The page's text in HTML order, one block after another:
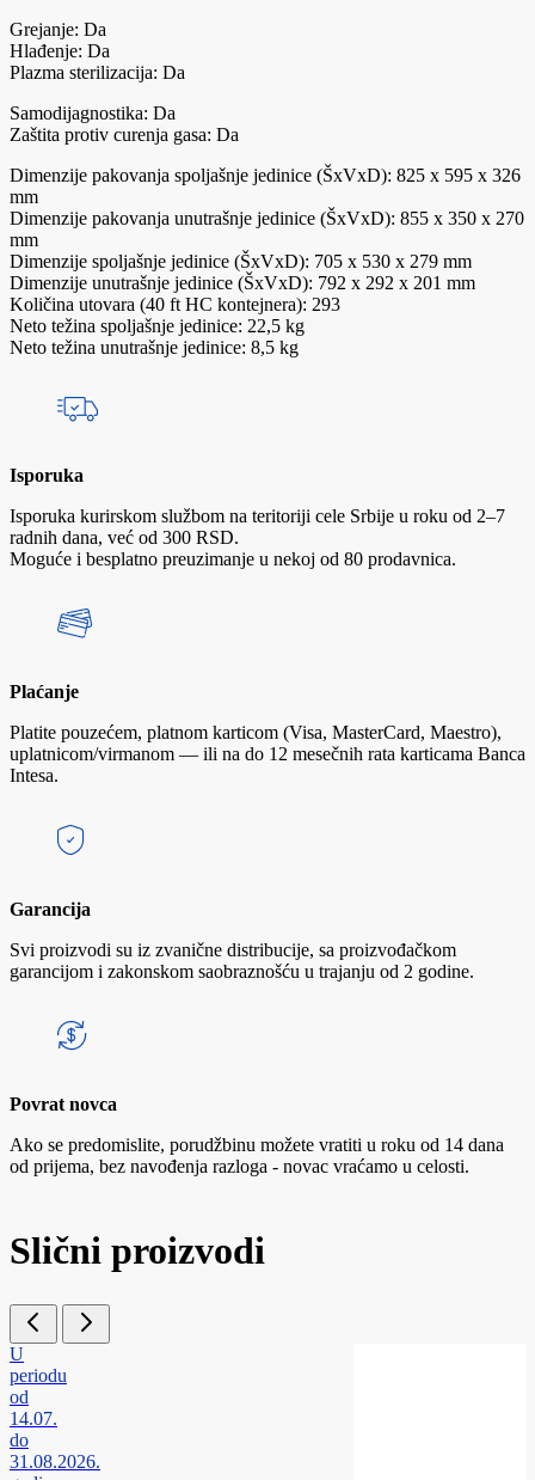
Grejanje: Da
Hlađenje: Da
Plazma sterilizacija: Da
Samodijagnostika: Da
Zaštita protiv curenja gasa: Da
Dimenzije pakovanja spoljašnje jedinice (ŠxVxD): 825 x 595 x 326
mm
Dimenzije pakovanja unutrašnje jedinice (ŠxVxD): 855 x 350 x 270
mm
Dimenzije spoljašnje jedinice (ŠxVxD): 705 x 530 x 279 mm
Dimenzije unutrašnje jedinice (ŠxVxD): 792 x 292 x 201 mm
Količina utovara (40 ft HC kontejnera): 293
Neto težina spoljašnje jedinice: 22,5 kg
Neto težina unutrašnje jedinice: 8,5 kg
Isporuka
Isporuka kurirskom službom na teritoriji cele Srbije u roku od 2–7
radnih dana, već od 300 RSD.
Moguće i besplatno preuzimanje u nekoj od 80 prodavnica.
Plaćanje
Platite pouzećem, platnom karticom (Visa, MasterCard, Maestro),
uplatnicom/virmanom — ili na do 12 mesečnih rata karticama Banca
Intesa.
Garancija
Svi proizvodi su iz zvanične distribucije, sa proizvođačkom
garancijom i zakonskom saobraznošću u trajanju od 2 godine.
Povrat novca
Ako se predomislite, porudžbinu možete vratiti u roku od 14 dana
od prijema, bez navođenja razloga - novac vraćamo u celosti.
Slični proizvodi
U
periodu
od
14.07.
do
31.08.2026.